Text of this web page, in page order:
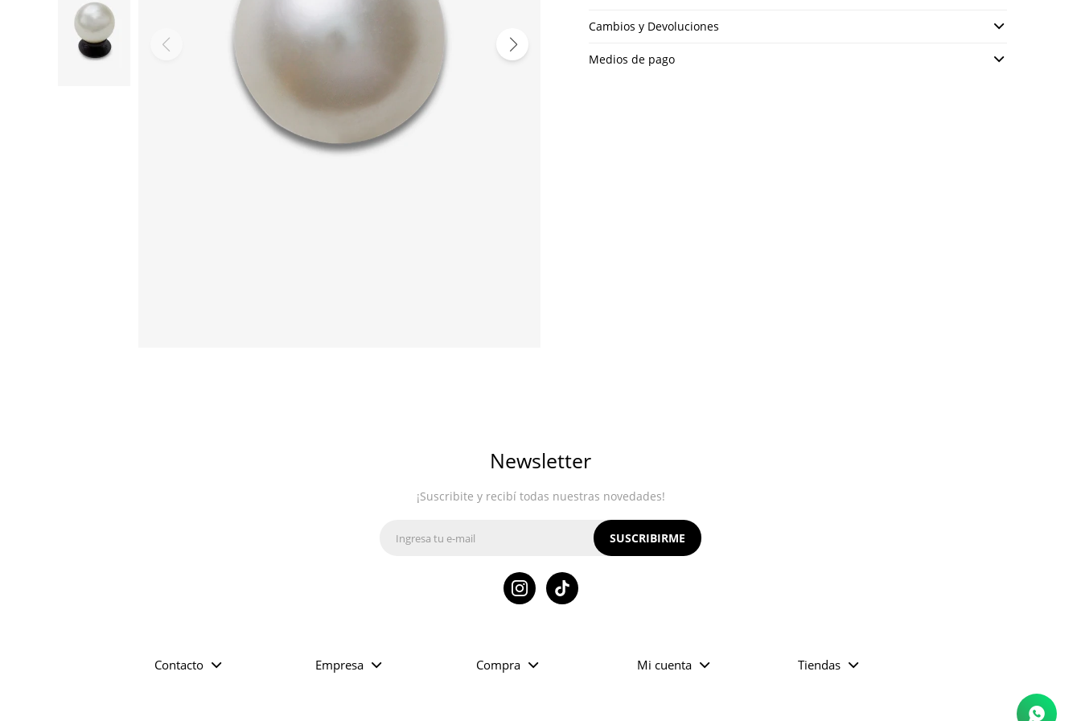
Cambios y Devoluciones
Medios de pago
Contacto Empresa Compra Mi cuenta Tiendas
Newsletter
¡Suscribite y recibí todas nuestras novedades!
SUSCRIBIRME
